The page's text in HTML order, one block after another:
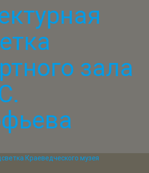
зала